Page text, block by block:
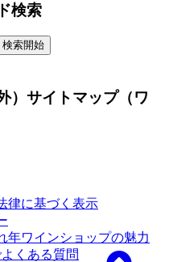
検索
サイトマップ（ワ
律に基づく表示
年ワインショップの魅力
くある質問